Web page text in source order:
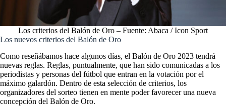
Los criterios del Balón de Oro – Fuente: Abaca / Icon Sport
Los nuevos criterios del Balón de Oro
Como reseñábamos hace algunos días, el Balón de Oro 2023 tendrá
nuevas reglas. Reglas, puntualmente, que han sido comunicadas a los
periodistas y personas del fútbol que entran en la votación por el
máximo galardón. Dentro de esta selección de criterios, los
organizadores del sorteo tienen en mente poder favorecer una nueva
concepción del Balón de Oro.